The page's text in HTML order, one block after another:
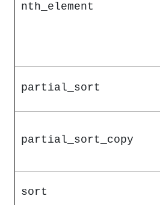
nth_element
partial_sort
partial_sort_copy
sort